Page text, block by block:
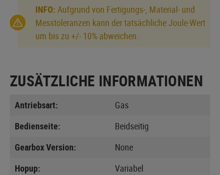
INFO: Aufgrund von Fertigungs-, Material- und
Messtoleranzen kann der tatsächliche Joule-Wert
um bis zu +/- 10% abweichen.
ZUSÄTZLICHE INFORMATIONEN
Antriebsart:
Gas
Bedienseite:
Beidseitig
Gearbox Version:
None
Hopup:
Variabel